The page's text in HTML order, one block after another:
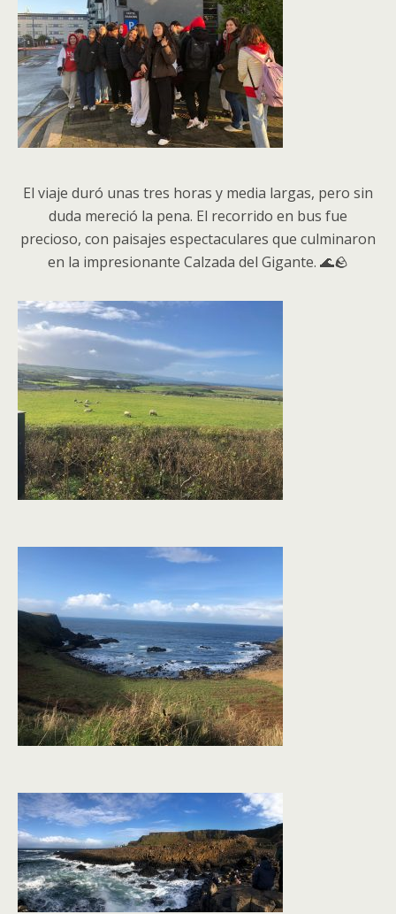
El viaje duró unas tres horas y media largas, pero sin
duda mereció la pena. El recorrido en bus fue
precioso, con paisajes espectaculares que culminaron
en la impresionante Calzada del Gigante. 🌊🪨